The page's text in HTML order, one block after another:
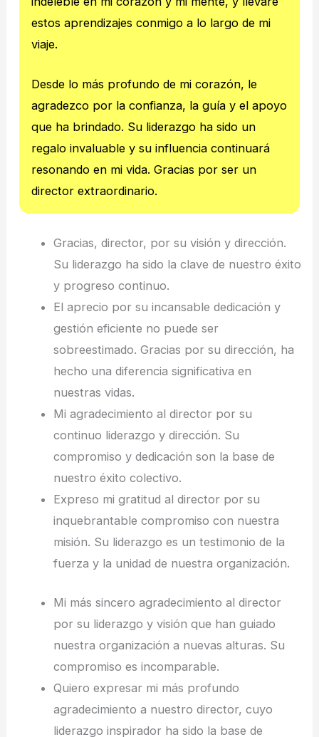
estos aprendizajes conmigo a lo largo de mi
viaje.
Desde lo más profundo de mi corazón, le
agradezco por la confianza, la guía y el apoyo
que ha brindado. Su liderazgo ha sido un
regalo invaluable y su influencia continuará
resonando en mi vida. Gracias por ser un
director extraordinario.
Gracias, director, por su visión y dirección.
Su liderazgo ha sido la clave de nuestro éxito
y progreso continuo.
El aprecio por su incansable dedicación y
gestión eficiente no puede ser
sobreestimado. Gracias por su dirección, ha
hecho una diferencia significativa en
nuestras vidas.
Mi agradecimiento al director por su
continuo liderazgo y dirección. Su
compromiso y dedicación son la base de
nuestro éxito colectivo.
Expreso mi gratitud al director por su
inquebrantable compromiso con nuestra
misión. Su liderazgo es un testimonio de la
fuerza y la unidad de nuestra organización.
Mi más sincero agradecimiento al director
por su liderazgo y visión que han guiado
nuestra organización a nuevas alturas. Su
compromiso es incomparable.
Quiero expresar mi más profundo
agradecimiento a nuestro director, cuyo
liderazgo inspirador ha sido la base de